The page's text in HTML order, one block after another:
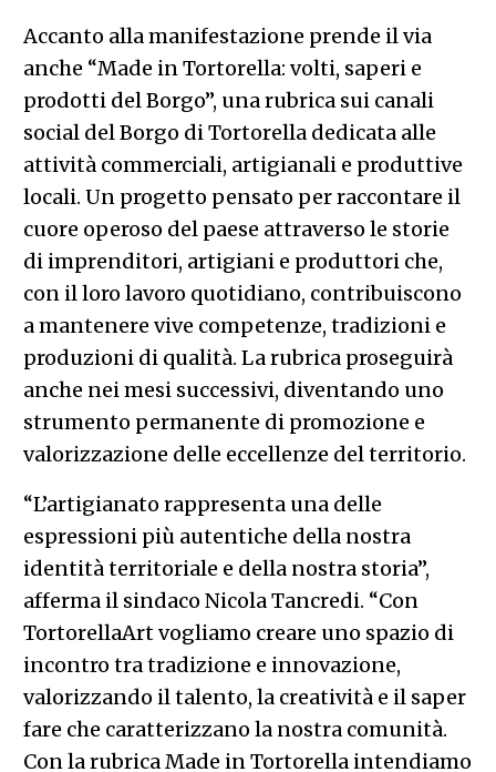
Accanto alla manifestazione prende il via
anche “Made in Tortorella: volti, saperi e
prodotti del Borgo”, una rubrica sui canali
social del Borgo di Tortorella dedicata alle
attività commerciali, artigianali e produttive
locali. Un progetto pensato per raccontare il
cuore operoso del paese attraverso le storie
di imprenditori, artigiani e produttori che,
con il loro lavoro quotidiano, contribuiscono
a mantenere vive competenze, tradizioni e
produzioni di qualità. La rubrica proseguirà
anche nei mesi successivi, diventando uno
strumento permanente di promozione e
valorizzazione delle eccellenze del territorio.
“L’artigianato rappresenta una delle
espressioni più autentiche della nostra
identità territoriale e della nostra storia”,
afferma il sindaco Nicola Tancredi. “Con
TortorellaArt vogliamo creare uno spazio di
incontro tra tradizione e innovazione,
valorizzando il talento, la creatività e il saper
fare che caratterizzano la nostra comunità.
Con la rubrica Made in Tortorella intendiamo